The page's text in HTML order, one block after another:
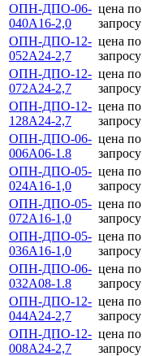
ОПН-ДПО-06-
040А16-2,0
цена по
запросу
ОПН-ДПО-12-
052А24-2,7
цена по
запросу
ОПН-ДПО-12-
072А24-2,7
цена по
запросу
ОПН-ДПО-12-
128А24-2,7
цена по
запросу
ОПН-ДПО-06-
006А06-1.8
цена по
запросу
ОПН-ДПО-05-
024А16-1,0
цена по
запросу
ОПН-ДПО-05-
072А16-1,0
цена по
запросу
ОПН-ДПО-05-
036А16-1,0
цена по
запросу
ОПН-ДПО-06-
032А08-1.8
цена по
запросу
ОПН-ДПО-12-
044А24-2,7
цена по
запросу
ОПН-ДПО-12-
008А24-2,7
цена по
запросу